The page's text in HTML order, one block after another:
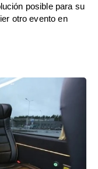
posible para su
otro evento en